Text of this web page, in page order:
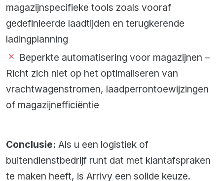
magazijnspecifieke tools zoals vooraf
gedefinieerde laadtijden en terugkerende
ladingplanning
Beperkte automatisering voor magazijnen –
Richt zich niet op het optimaliseren van
vrachtwagenstromen, laadperrontoewijzingen
of magazijnefficiëntie
Conclusie: Als u een logistiek of
buitendienstbedrijf runt dat met klantafspraken
te maken heeft, is Arrivy een solide keuze.